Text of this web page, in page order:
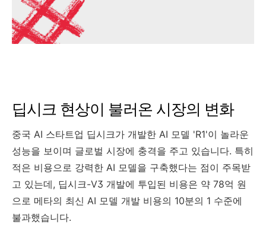
딥시크 현상이 불러온 시장의 변화
중국 AI 스타트업 딥시크가 개발한 AI 모델 'R1'이 놀라운
성능을 보이며 글로벌 시장에 충격을 주고 있습니다. 특히
적은 비용으로 강력한 AI 모델을 구축했다는 점이 주목받
고 있는데, 딥시크-V3 개발에 투입된 비용은 약 78억 원
으로 메타의 최신 AI 모델 개발 비용의 10분의 1 수준에
불과했습니다.